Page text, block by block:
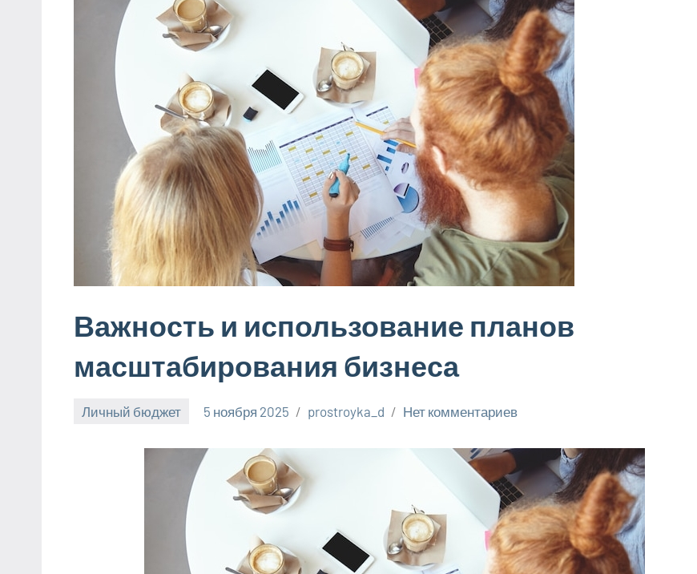
Важность и использование планов
масштабирования бизнеса
Личный бюджет 5 ноября 2025 prostroyka_d Нет комментариев